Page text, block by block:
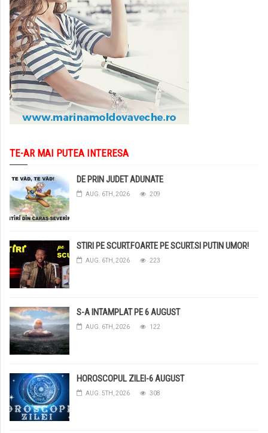
TE-AR MAI PUTEA INTERESA
DE PRIN JUDET ADUNATE
AUG. 6TH, 2026 209
STIRI PE SCURT.FOARTE PE SCURT.SI PUTIN UMOR!
AUG. 6TH, 2026 223
S-A INTAMPLAT PE 6 AUGUST
AUG. 6TH, 2026 122
HOROSCOPUL ZILEI-6 AUGUST
AUG. 5TH, 2026 308